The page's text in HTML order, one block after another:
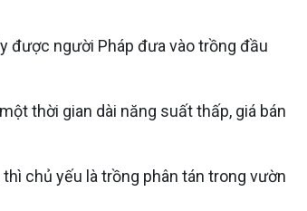
được người Pháp đưa vào trồng đầu
thời gian dài năng suất thấp, giá bán
chủ yếu là trồng phân tán trong vườn